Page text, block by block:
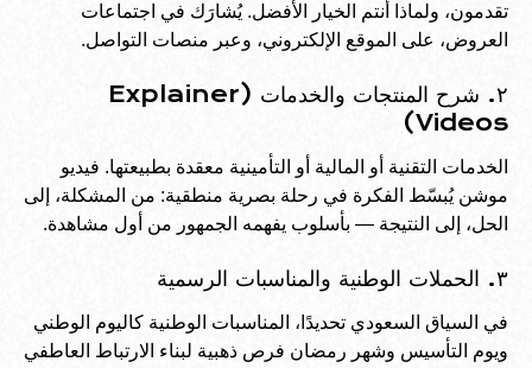
تقدمون، ولماذا أنتم الخيار الأفضل. يُشارَك في اجتماعات
العروض، على الموقع الإلكتروني، وعبر منصات التواصل.
٢. شرح المنتجات والخدمات (Explainer
Videos)
الخدمات التقنية أو المالية أو التأمينية معقدة بطبيعتها. فيديو
موشن يُبسّط الفكرة في رحلة بصرية منطقية: من المشكلة، إلى
الحل، إلى النتيجة — بأسلوب يفهمه الجمهور من أول مشاهدة.
٣. الحملات الوطنية والمناسبات الرسمية
في السياق السعودي تحديدًا، المناسبات الوطنية كاليوم الوطني
ويوم التأسيس وشهر رمضان فرص ذهبية لبناء الارتباط العاطفي